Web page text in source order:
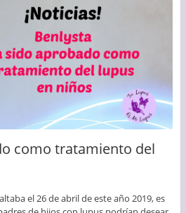
como tratamiento del
el 26 de abril de este año 2019, es